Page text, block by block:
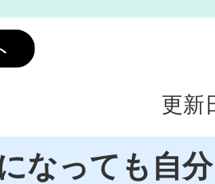
更新
なっても自